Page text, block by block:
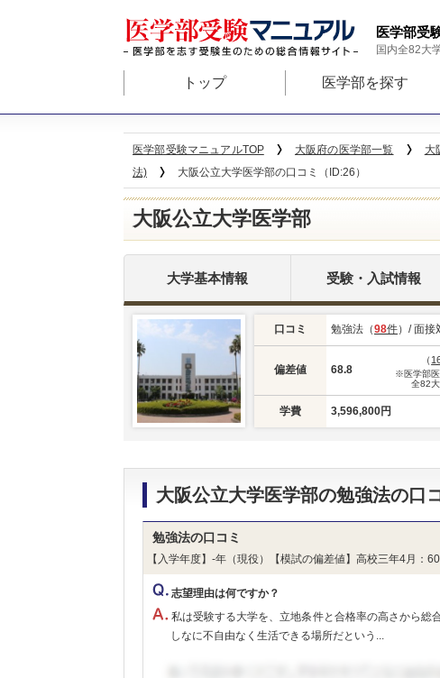
医学部受
国内全82大
トップ 医学部を探す
医学部受験マニュアルTOP 大阪府の医学部一覧 大
法)
大阪公立大学医学部の口コミ（ID:26）
大阪公立大学医学部
大学基本情報 受験・入試情報
口コミ 勉強法（98件）/ 面接
偏差値 68.8
（
※医学部
全82
学費 3,596,800円
大阪公立大学医学部の勉強法の口
勉強法の口コミ
【入学年度】-年（現役）【模試の偏差値】高校三年4月
志望理由は何ですか？
私は受験する大学を、立地条件と合格率の高さから総
しなに不自由なく生活できる場所だという...